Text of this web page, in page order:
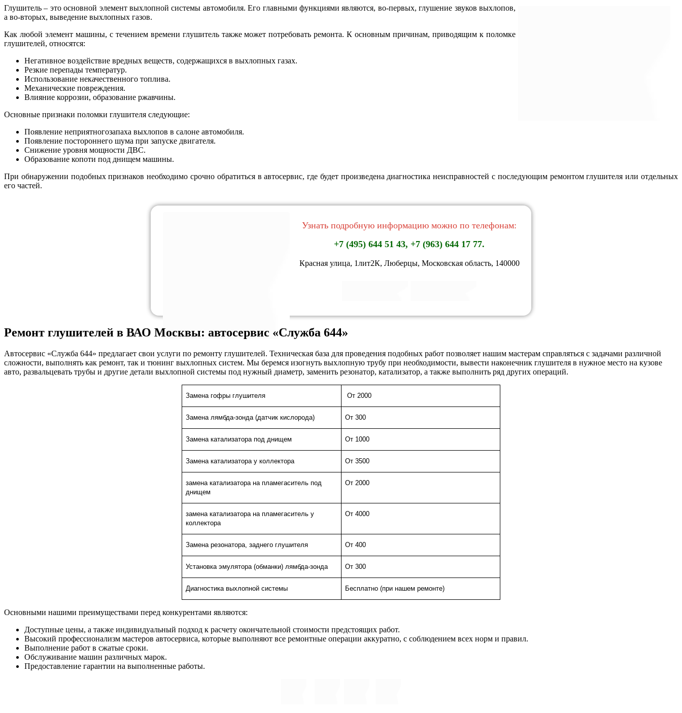
Глушитель – это основной элемент выхлопной системы автомобиля. Его главными функциями являются, во-первых, глушение звуков выхлопов,
а во-вторых, выведение выхлопных газов.
Как любой элемент машины, с течением времени глушитель также может потребовать ремонта. К основным причинам, приводящим к поломке
глушителей, относятся:
Негативное воздействие вредных веществ, содержащихся в выхлопных газах.
Резкие перепады температур.
Использование некачественного топлива.
Механические повреждения.
Влияние коррозии, образование ржавчины.
Основные признаки поломки глушителя следующие:
Появление неприятногозапаха выхлопов в салоне автомобиля.
Появление постороннего шума при запуске двигателя.
Снижение уровня мощности ДВС.
Образование копоти под днищем машины.
При обнаружении подобных признаков необходимо срочно обратиться в автосервис, где будет произведена диагностика неисправностей с последующим ремонтом глушителя или отдельных
его частей.
Узнать подробную информацию можно по телефонам:
+7 (495) 644 51 43, +7 (963) 644 17 77.
Красная улица, 1лит2К, Люберцы, Московская область, 140000
Ремонт глушителей в ВАО Москвы: автосервис «Служба 644»
Автосервис «Служба 644» предлагает свои услуги по ремонту глушителей. Техническая база для проведения подобных работ позволяет нашим мастерам справляться с задачами различной
сложности, выполнять как ремонт, так и тюнинг выхлопных систем. Мы беремся изогнуть выхлопную трубу при необходимости, вывести наконечник глушителя в нужное место на кузове
авто, развальцевать трубы и другие детали выхлопной системы под нужный диаметр, заменить резонатор, катализатор, а также выполнить ряд других операций.
Замена гофры глушителя От 2000
Замена лямбда-зонда (датчик кислорода) От 300
Замена катализатора под днищем От 1000
Замена катализатора у коллектора От 3500
замена катализатора на пламегаситель под
днищем
От 2000
замена катализатора на пламегаситель у
коллектора
От 4000
Замена резонатора, заднего глушителя От 400
Установка эмулятора (обманки) лямбда-зонда От 300
Диагностика выхлопной системы Бесплатно (при нашем ремонте)
Основными нашими преимуществами перед конкурентами являются:
Доступные цены, а также индивидуальный подход к расчету окончательной стоимости предстоящих работ.
Высокий профессионализм мастеров автосервиса, которые выполняют все ремонтные операции аккуратно, с соблюдением всех норм и правил.
Выполнение работ в сжатые сроки.
Обслуживание машин различных марок.
Предоставление гарантии на выполненные работы.